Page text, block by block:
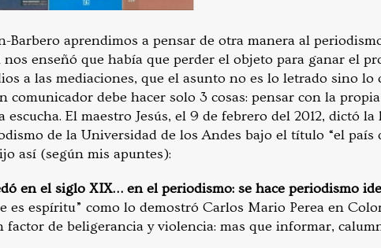
Barbero aprendimos a pensar de otra manera al
nos enseñó que había que perder el objeto para ganar el
a las mediaciones, que el asunto no es lo letrado sino lo
comunicador debe hacer solo 3 cosas: pensar con la
escucha. El maestro Jesús, el 9 de febrero del 2012, dictó
de la Universidad de los Andes bajo el título “el país
así (según mis apuntes):
en el siglo XIX… en el periodismo: se hace periodismo
es espíritu” como lo demostró Carlos Mario Perea en
factor de beligerancia y violencia: mas que informar,